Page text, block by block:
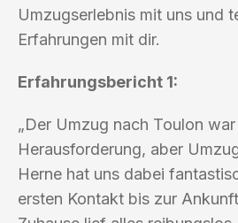
Umzugserlebnis mit uns und
Erfahrungen mit dir.
Erfahrungsbericht 1:
„Der Umzug nach Toulon
Herausforderung, aber
Herne hat uns dabei
ersten Kontakt bis zur